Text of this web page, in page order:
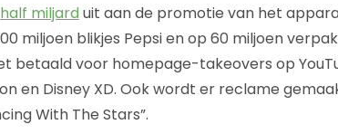
half miljard uit aan de promotie van het
miljoen blikjes Pepsi en op 60 miljoen
betaald voor homepage-takeovers op
en Disney XD. Ook wordt er reclame
With The Stars”.